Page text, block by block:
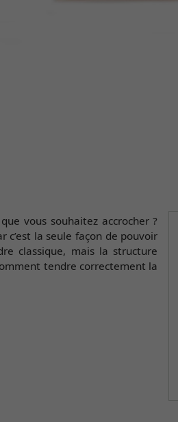
vous souhaitez accrocher ?
c’est la seule façon de pouvoir
classique, mais la structure
tendre correctement la